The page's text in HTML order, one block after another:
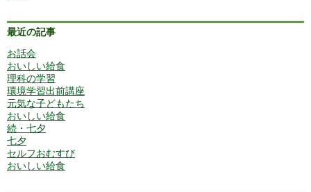
最近の記事
お話会
おいしい給食
理科の学習
環境学習出前講座
元気な子どもたち
おいしい給食
続・七夕
七夕
セルフおむすび
おいしい給食